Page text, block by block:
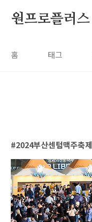
원프로플러스
홈 태그
2024부산센텀맥주축제